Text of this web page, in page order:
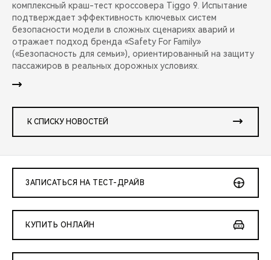
комплексный краш-тест кроссовера Tiggo 9. Испытание
подтверждает эффективность ключевых систем
безопасности модели в сложных сценариях аварий и
отражает подход бренда «Safety For Family»
(«Безопасность для семьи»), ориентированный на защиту
пассажиров в реальных дорожных условиях.
К СПИСКУ НОВОСТЕЙ
ЗАПИСАТЬСЯ НА ТЕСТ-ДРАЙВ
КУПИТЬ ОНЛАЙН